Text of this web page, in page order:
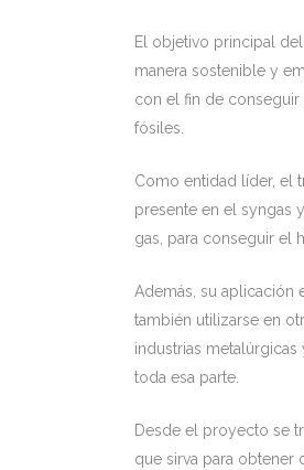
El objetivo principal
manera sostenible y
con el fin de
fósiles.
Como entidad líder, el
presente en el syngas
gas, para conseguir el
Además, su aplicación
también utilizarse en
industrias
toda esa parte.
Desde el proyecto se
que sirva para obtener